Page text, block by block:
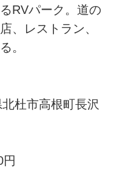
RVパーク。道の
、レストラン、
。
杜市高根町長沢